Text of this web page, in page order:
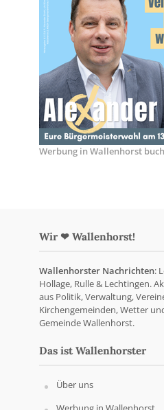
Werbung in Wallenhorst
Wir ❤ Wallenhorst!
Wallenhorster Nachrichten:
Hollage, Rulle & Lechtingen.
aus Politik, Verwaltung,
Kirchengemeinden, Wetter
Gemeinde Wallenhorst.
Das ist Wallenhorster
Über uns